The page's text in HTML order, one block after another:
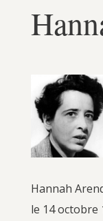
Hannah
le 14 octobre